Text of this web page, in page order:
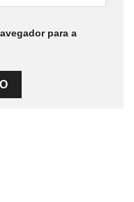
para a